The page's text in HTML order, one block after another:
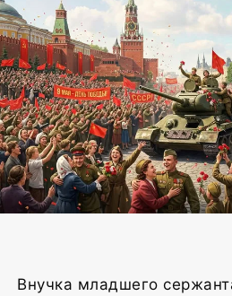
Внучка младшего